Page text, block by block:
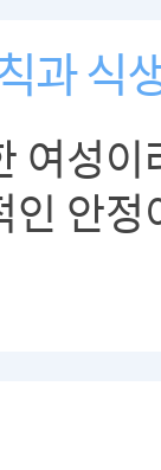
과 식
여성
안정